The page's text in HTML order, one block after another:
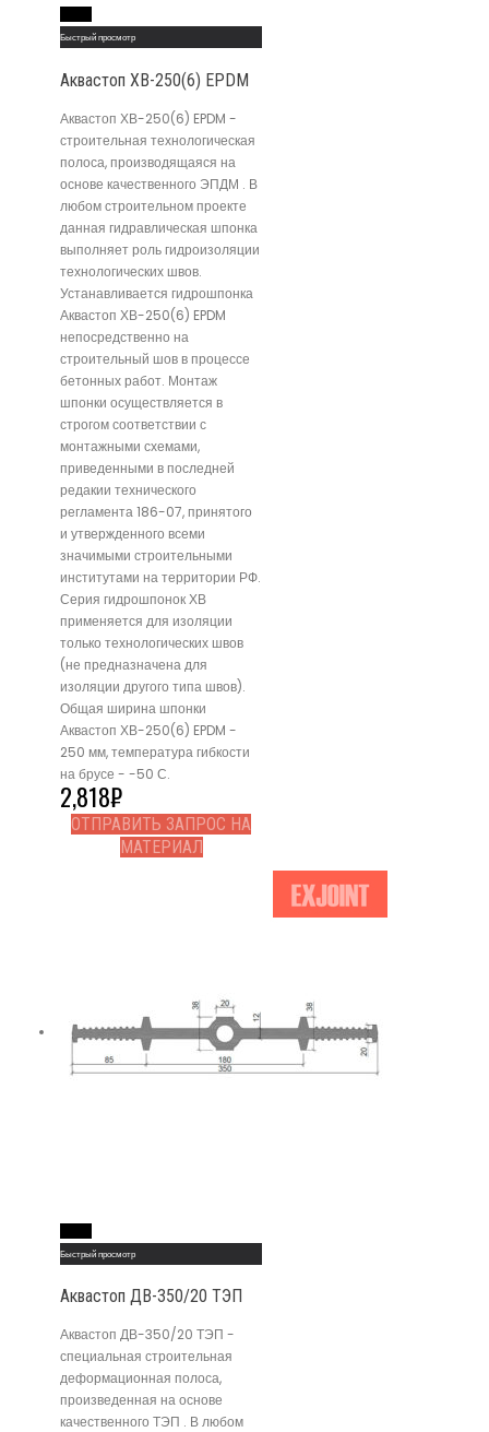
Быстрый просмотр
Аквастоп ХВ-250(6) EPDM
Аквастоп ХВ-250(6) EPDM -
строительная технологическая
полоса, производящаяся на
основе качественного ЭПДМ . В
любом строительном проекте
данная гидравлическая шпонка
выполняет роль гидроизоляции
технологических швов.
Устанавливается гидрошпонка
Аквастоп ХВ-250(6) EPDM
непосредственно на
строительный шов в процессе
бетонных работ. Монтаж
шпонки осуществляется в
строгом соответствии с
монтажными схемами,
приведенными в последней
редакии технического
регламента 186-07, принятого
и утвержденного всеми
значимыми строительными
институтами на территории РФ.
Серия гидрошпонок ХВ
применяется для изоляции
только технологических швов
(не предназначена для
изоляции другого типа швов).
Общая ширина шпонки
Аквастоп ХВ-250(6) EPDM -
250 мм, температура гибкости
на брусе - -50 С.
2,818₽
ОТПРАВИТЬ ЗАПРОС НА
МАТЕРИАЛ
Быстрый просмотр
Аквастоп ДВ-350/20 ТЭП
Аквастоп ДВ-350/20 ТЭП -
специальная строительная
деформационная полоса,
произведенная на основе
качественного ТЭП . В любом